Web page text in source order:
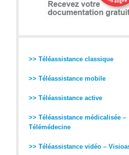
>> Téléassistance classique
>> Téléassistance mobile
>> Téléassistance active
>> Téléassistance médicalisée –
Télémédecine
>> Téléassistance vidéo –